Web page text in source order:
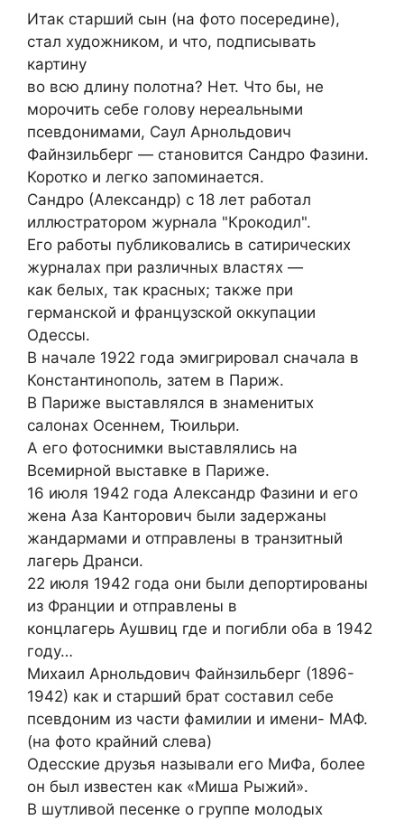
Итак старший сын (на фото посередине),
стал художником, и что, подписывать
картину
во всю длину полотна? Нет. Что бы, не
морочить себе голову нереальными
псевдонимами, Саул Арнольдович
Файнзильберг — становится Сандро Фазини.
Коротко и легко запоминается.
Сандро (Александр) с 18 лет работал
иллюстратором журнала "Крокодил".
Его работы публиковались в сатирических
журналах при различных властях —
как белых, так красных; также при
германской и французской оккупации
Одессы.
В начале 1922 года эмигрировал сначала в
Константинополь, затем в Париж.
В Париже выставлялся в знаменитых
салонах Осеннем, Тюильри.
А его фотоснимки выставлялись на
Всемирной выставке в Париже.
16 июля 1942 года Александр Фазини и его
жена Аза Канторович были задержаны
жандармами и отправлены в транзитный
лагерь Дранси.
22 июля 1942 года они были депортированы
из Франции и отправлены в
концлагерь Аушвиц где и погибли оба в 1942
году…
Михаил Арнольдович Файнзильберг (1896-
1942) как и старший брат составил себе
псевдоним из части фамилии и имени- МАФ.
(на фото крайний слева)
Одесские друзья называли его МиФа, более
он был известен как «Миша Рыжий».
В шутливой песенке о группе молодых